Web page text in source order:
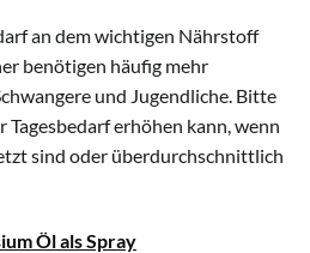
an dem wichtigen Nährstoff
benötigen häufig mehr
und Jugendliche. Bitte
Tagesbedarf erhöhen kann, wenn
sind oder überdurchschnittlich
Öl als Spray